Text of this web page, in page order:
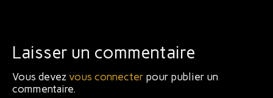
Laisser un commentaire
Vous devez vous connecter pour publier un
commentaire.